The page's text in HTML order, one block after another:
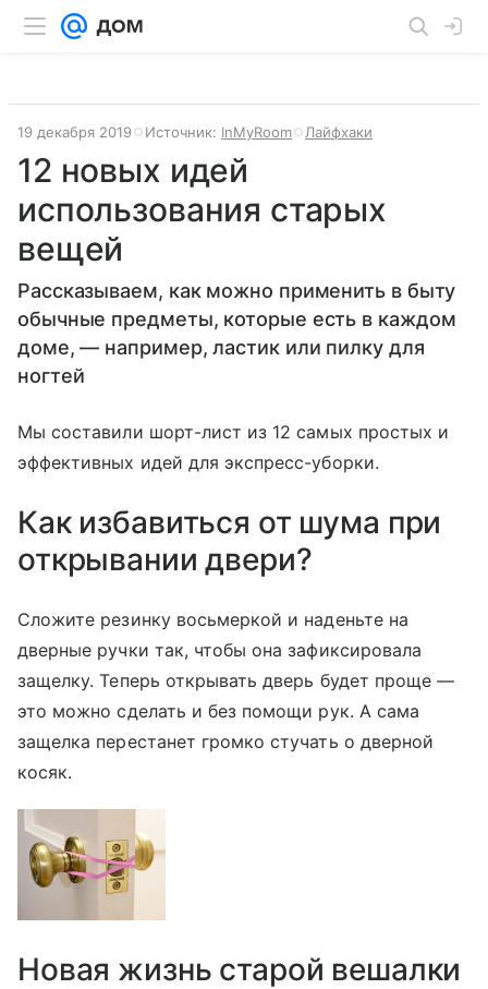
19 декабря 2019 Источник: InMyRoom Лайфхаки
12 новых идей
использования старых
вещей
Рассказываем, как можно применить в быту
обычные предметы, которые есть в каждом
доме, — например, ластик или пилку для
ногтей
Мы составили шорт-лист из 12 самых простых и
эффективных идей для экспресс-уборки.
Как избавиться от шума при
открывании двери?
Сложите резинку восьмеркой и наденьте на
дверные ручки так, чтобы она зафиксировала
защелку. Теперь открывать дверь будет проще —
это можно сделать и без помощи рук. А сама
защелка перестанет громко стучать о дверной
косяк.
Новая жизнь старой вешалки